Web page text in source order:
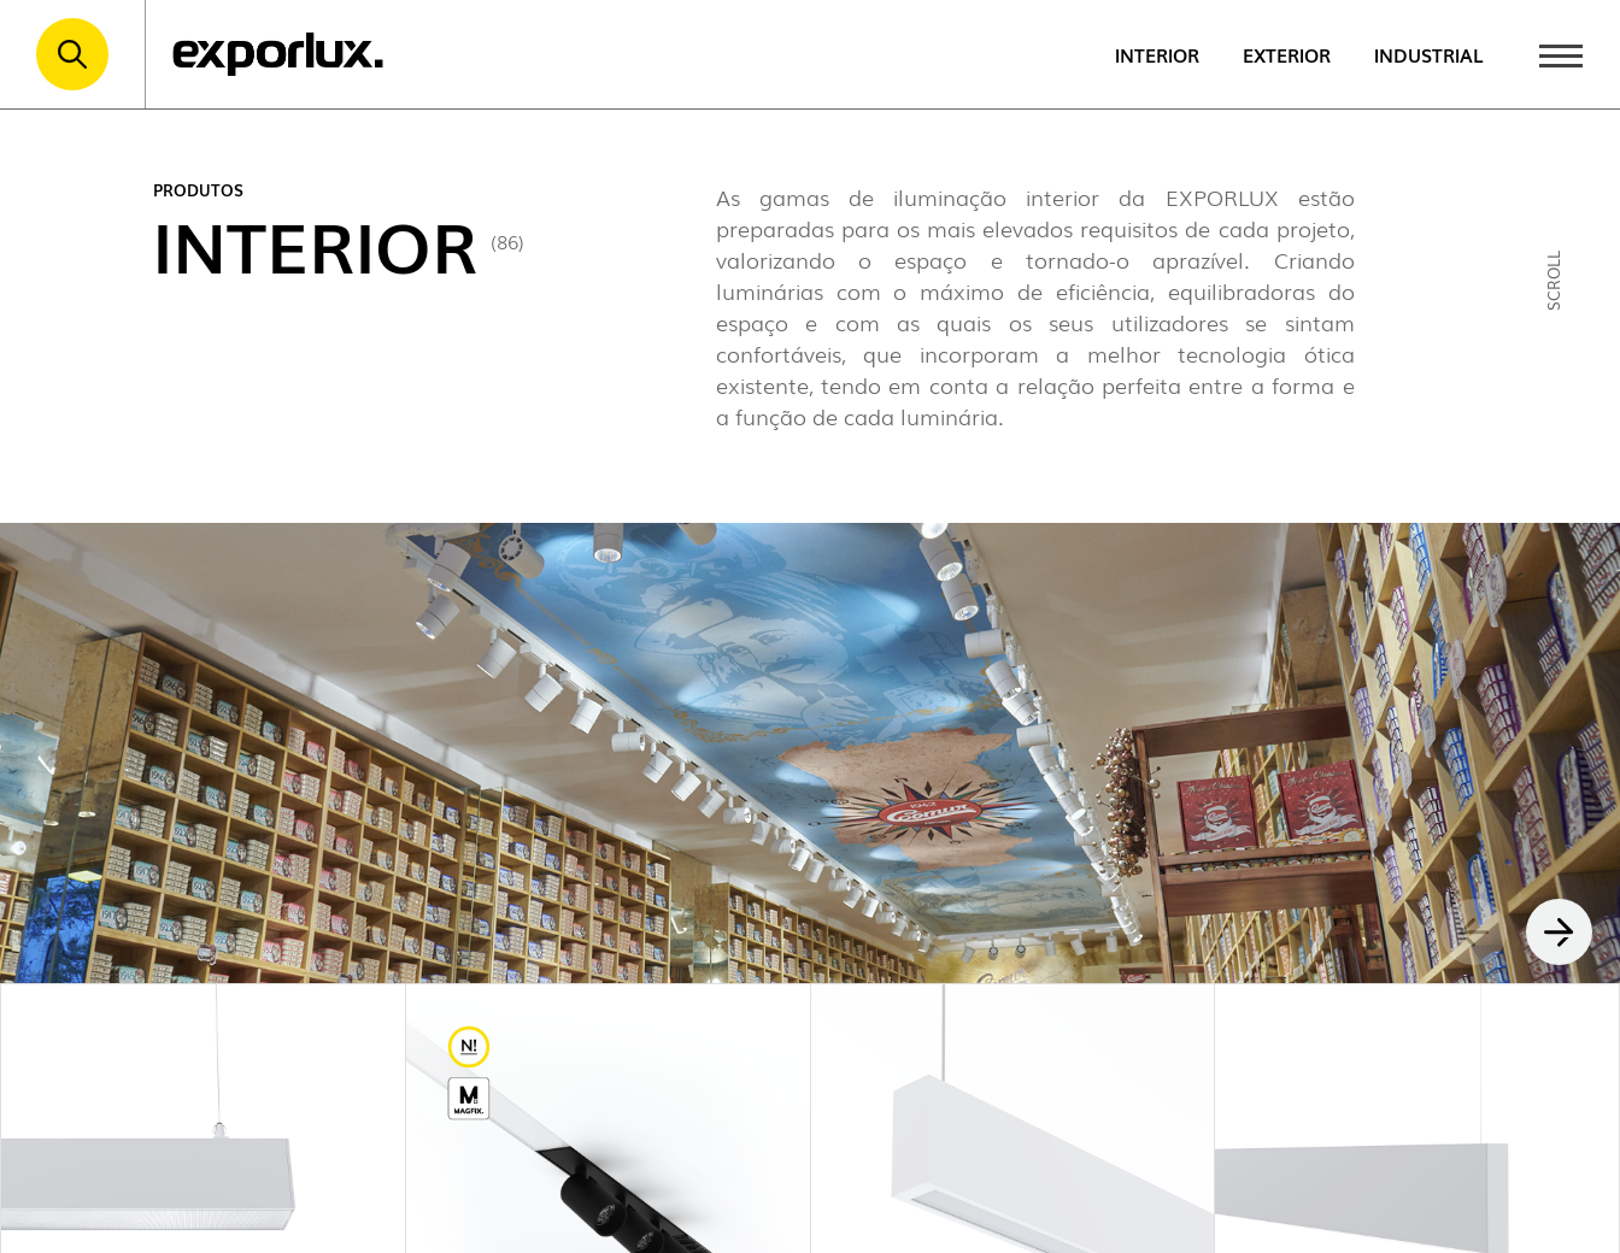
INTERIOR EXTERIOR INDUSTRIAL
DESTAQUE
NOVO CATÁLOGO
EXPORLUX @ ILUMINAÇÃO DO EDIFÍCIO
Q31 – QUINTA DA FONTE
PRODUTOS
INTERIOR (86)
As gamas de iluminação interior da EXPORLUX estão
preparadas para os mais elevados requisitos de cada projeto,
valorizando o espaço e tornado-o aprazível. Criando
luminárias com o máximo de eficiência, equilibradoras do
espaço e com as quais os seus utilizadores se sintam
confortáveis, que incorporam a melhor tecnologia ótica
existente, tendo em conta a relação perfeita entre a forma e
a função de cada luminária.
SCROLL